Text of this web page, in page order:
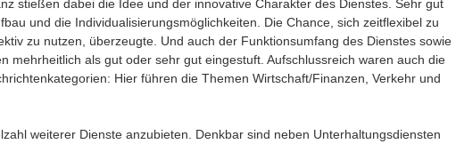
stießen dabei die Idee und der innovative Charakter des Dienstes. Sehr gut
und die Individualisierungsmöglichkeiten. Die Chance, sich zeitflexibel zu
zu nutzen, überzeugte. Und auch der Funktionsumfang des Dienstes sowie
mehrheitlich als gut oder sehr gut eingestuft. Aufschlussreich waren auch die
Hier führen die Themen Wirtschaft/Finanzen, Verkehr und
weiterer Dienste anzubieten. Denkbar sind neben Unterhaltungsdiensten